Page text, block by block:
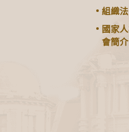
組織法
國家
會簡介